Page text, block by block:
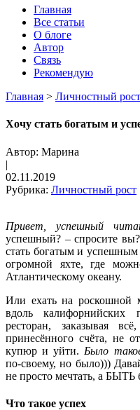
Главная
Все статьи
О блоге
Автор
Cвязь
Рекомендую
Главная > Личностный рост
Хочу стать богатым и
Автор: Марина
|
02.11.2019
Рубрика: Личностный рост
Привет, успешный
успешный? – спросите
стать богатым и
огромной яхте, где
Атлантическому океану.
Или ехать на роскошной
вдоль
ресторан, заказывая
принесённого счёта, не
купюр и уйти. Было
по-своему, но было)))
не просто мечтать, а
Что такое успех